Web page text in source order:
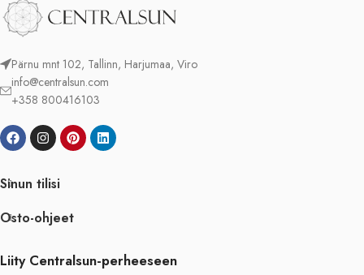
Pärnu mnt 102, Tallinn, Harjumaa, Viro
info@centralsun.com
+358 800416103
Sinun tilisi
Osto-ohjeet
Liity Centralsun-perheeseen